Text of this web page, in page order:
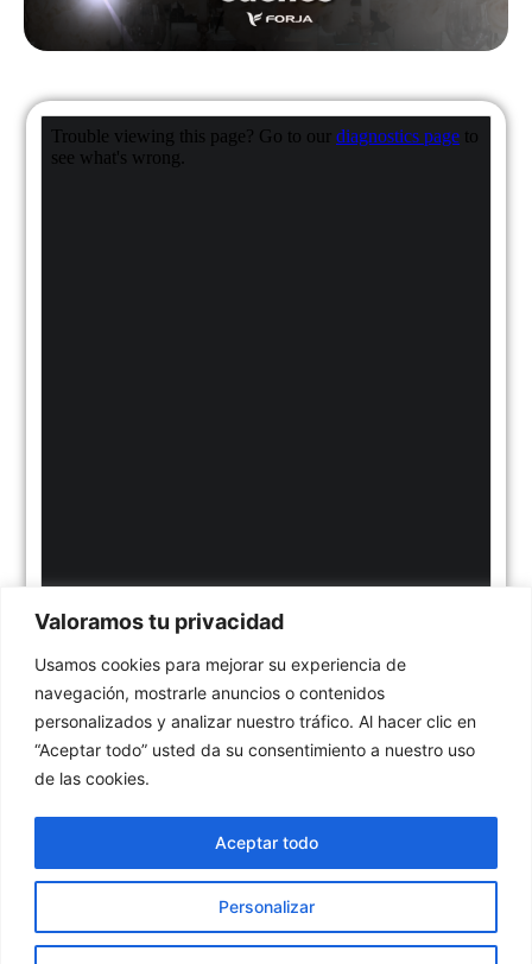
Valoramos tu privacidad
Usamos cookies para mejorar su experiencia de
navegación, mostrarle anuncios o contenidos
personalizados y analizar nuestro tráfico. Al hacer clic en
“Aceptar todo” usted da su consentimiento a nuestro uso
de las cookies.
Personalizar
Aceptar todo
¡Gracias por compartir